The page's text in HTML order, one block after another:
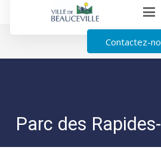
Contactez-
Parc des